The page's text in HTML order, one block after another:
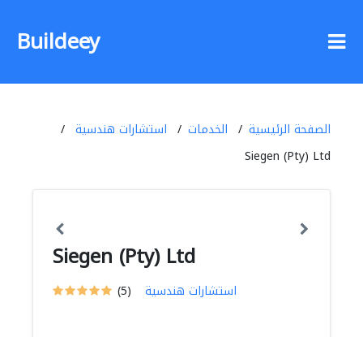
Buildeey
الصفحة الرئيسية الخدمات
استشارات هندسية
Siegen (Pty) Ltd
Siegen (Pty) Ltd
(5) استشارات هندسية